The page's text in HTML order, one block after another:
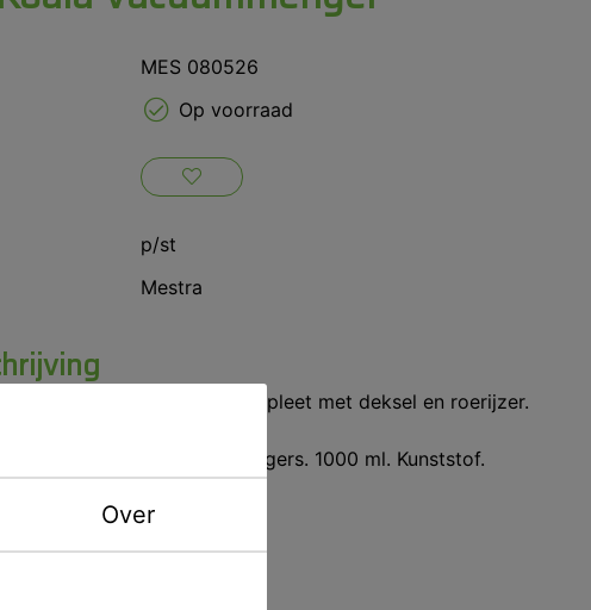
MES 080526
Op voorraad
p/st
Mestra
vacuum mengers. Compleet met deksel en roerijzer.
voor Mestra vacuum mengers. 1000 ml. Kunststof.
Over